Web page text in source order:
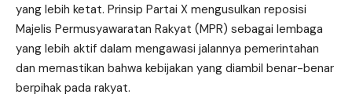
yang lebih ketat. Prinsip Partai X mengusulkan reposisi
Majelis Permusyawaratan Rakyat (MPR) sebagai lembaga
yang lebih aktif dalam mengawasi jalannya pemerintahan
dan memastikan bahwa kebijakan yang diambil benar-benar
berpihak pada rakyat.